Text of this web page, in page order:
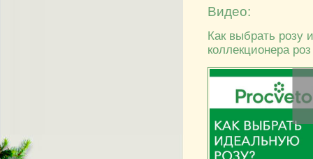
Видео:
Как выбрать розу
коллекционера роз